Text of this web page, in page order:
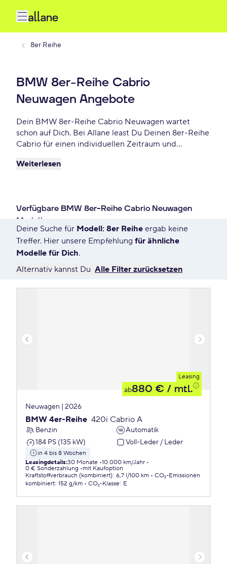
8er Reihe
BMW 8er-Reihe Cabrio
Neuwagen Angebote
Dein BMW 8er-Reihe Cabrio Neuwagen wartet
schon auf Dich. Bei Allane least Du Deinen 8er-Reihe
Cabrio für einen individuellen Zeitraum und
Reihe Cabrio kaufen möchtest oder zurückgeben
Weiterlesen
Verfügbare BMW 8er-Reihe Cabrio Neuwagen
Modelle
4 Angebote für Deine Suche
Deine Suche für Modell: 8er Reihe ergab keine
Treffer. Hier unsere Empfehlung für ähnliche
Modelle für Dich.
Alternativ kannst Du Alle Filter zurücksetzen
Leasing
ab880 € / mtl.
Neuwagen | 2026
BMW 4er-Reihe 420i Cabrio A
Benzin
Automatik
184 PS (135 kW)
Voll-Leder / Leder
in 4 bis 8 Wochen
Leasingdetails:30 Monate 10.000 km/Jahr
0 € Sonderzahlung
mit Kaufoption
Kraftstoffverbrauch (kombiniert): 6,7 l/100 km
CO₂-Emissionen
kombiniert: 152 g/km CO₂-Klasse: E